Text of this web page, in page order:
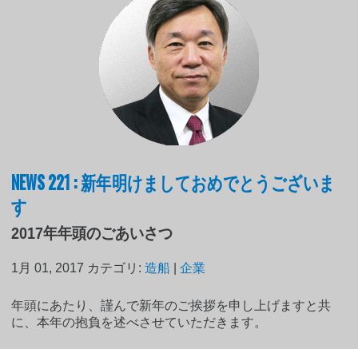
NEWS 221 : 新年明けましておめでとうございま
す
2017年年頭のごあいさつ
1月 01, 2017 カテゴリ:造船 |企業
年頭にあたり、謹んで新年のご挨拶を申し上げますと共
に、本年の抱負を述べさせていただきます。